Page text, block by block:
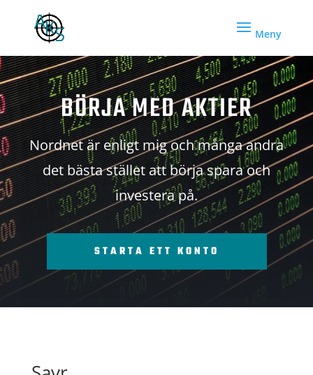
BÖRJA MED AKTIER
Nordnet är enligt mig och många andra
det bästa stället att börja spara och
investera på.
STARTA ETT KONTO